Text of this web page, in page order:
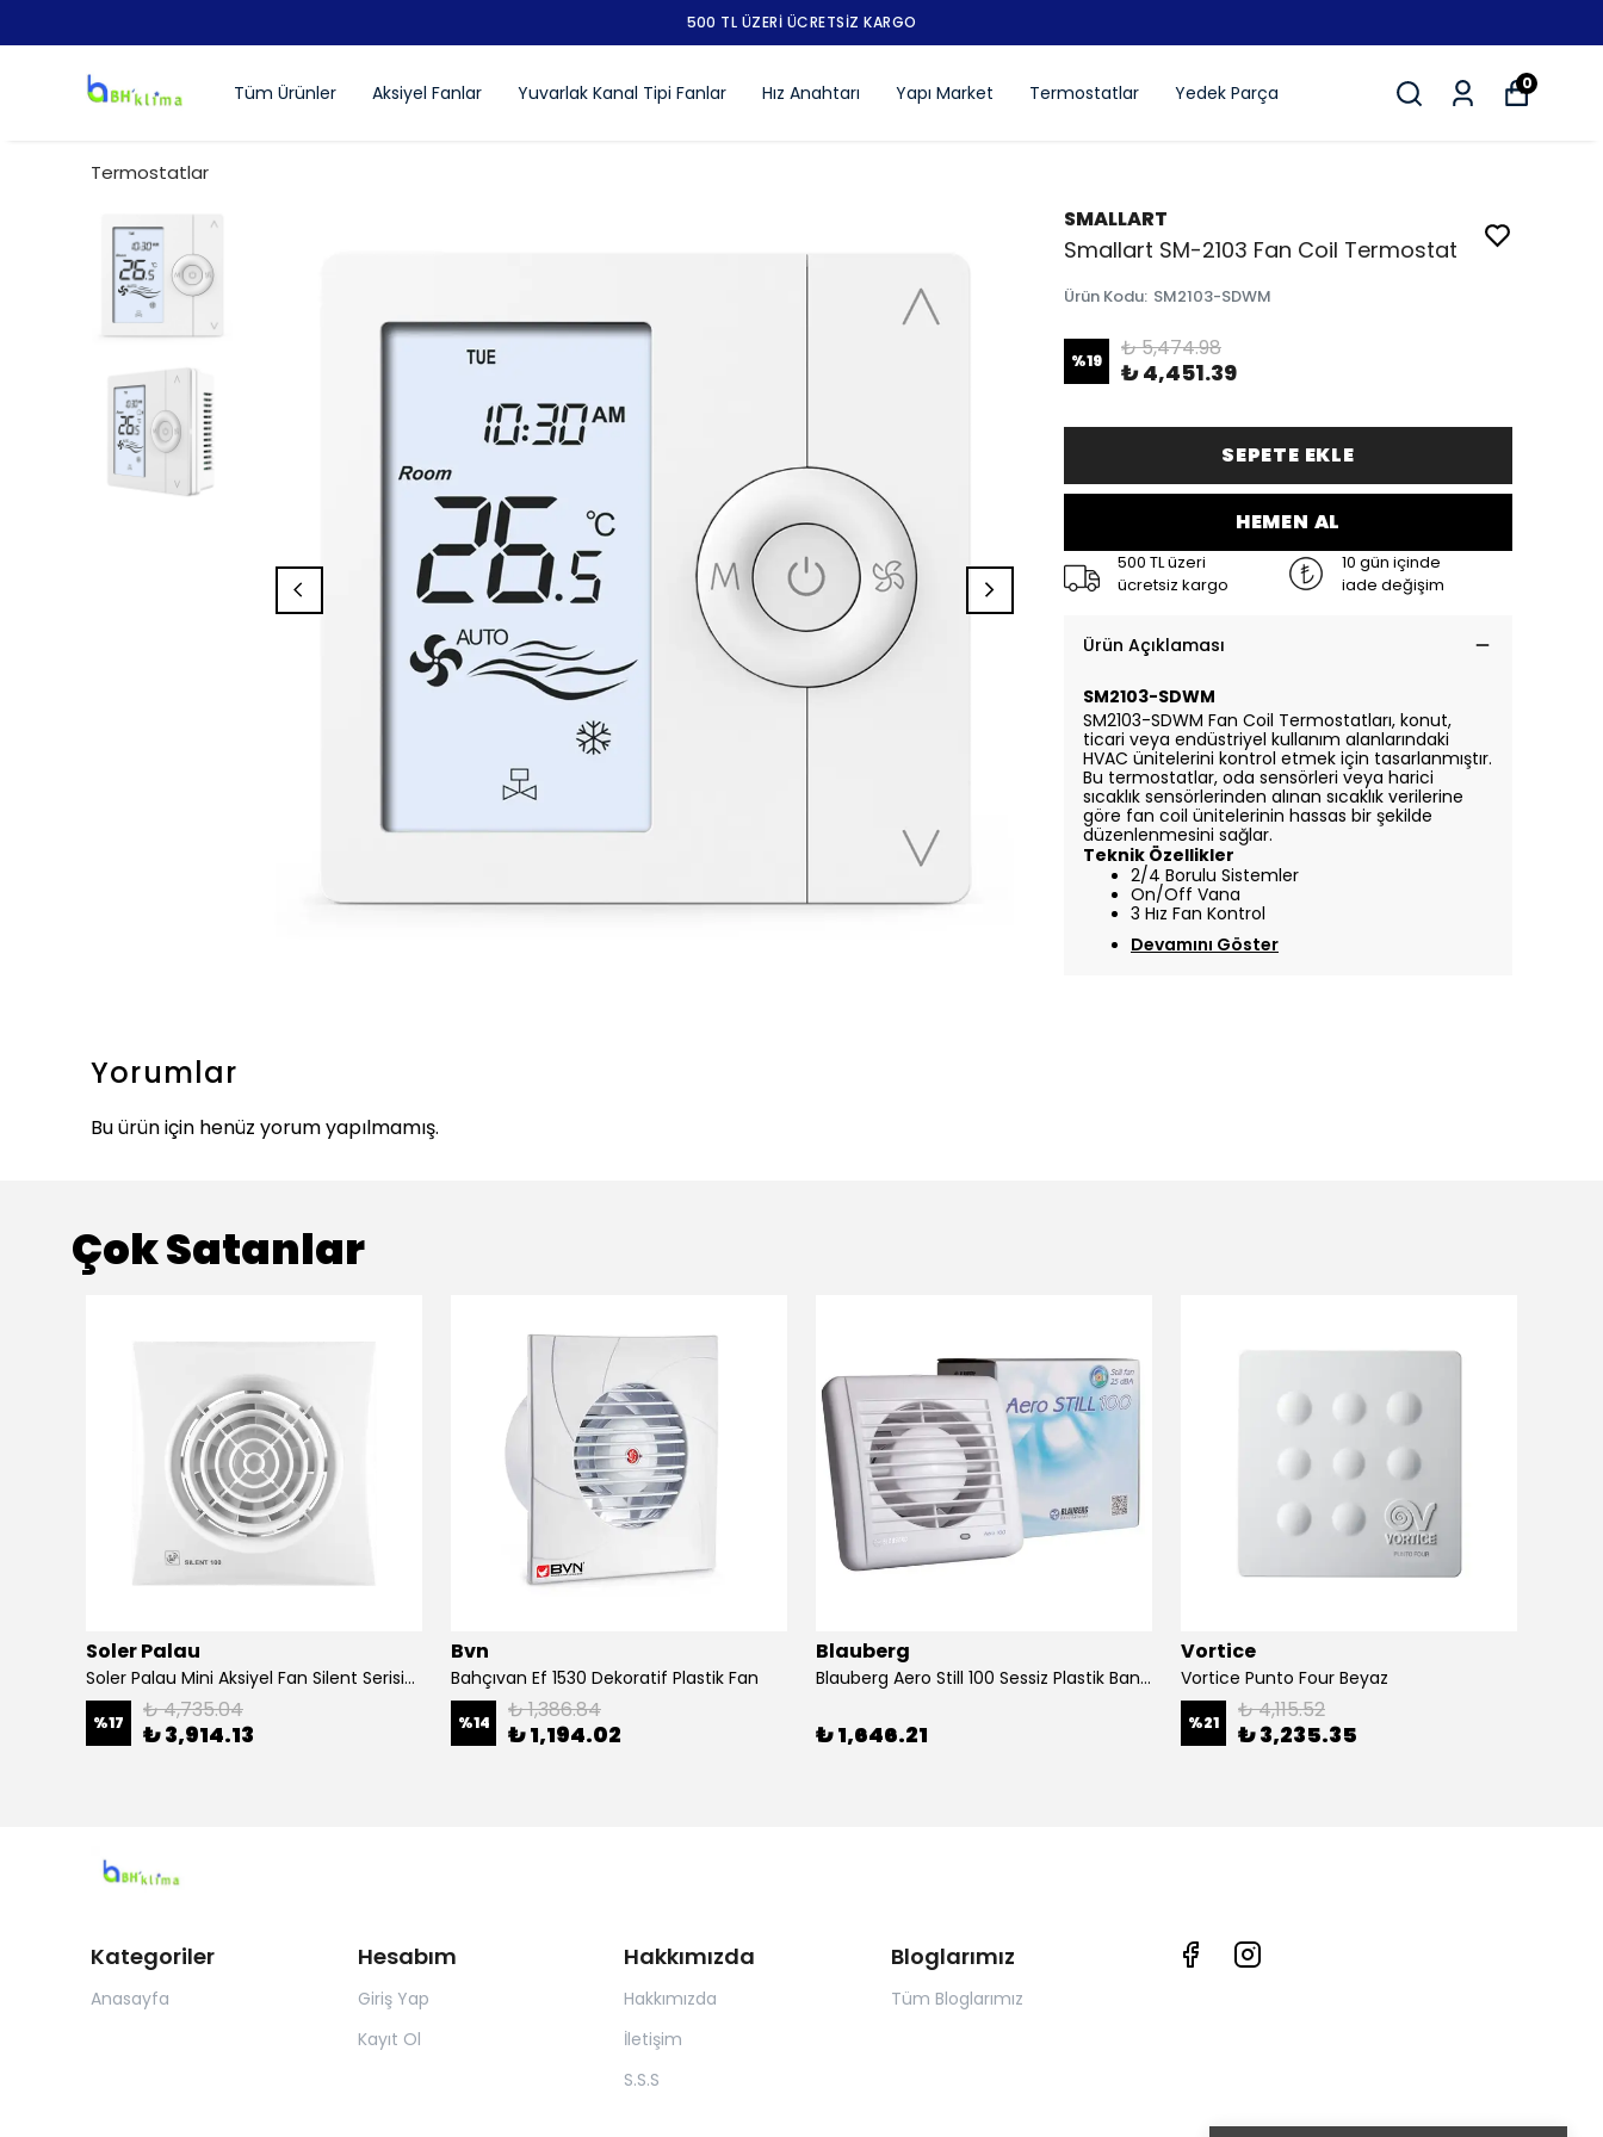
STOKTAN AYNI GÜN KARGODA
Tüm Ürünler Aksiyel Fanlar Yuvarlak Kanal Tipi Fanlar Hız Anahtarı Yapı Market Termostatlar Yedek Parça 0
Termostatlar
SMALLART
Smallart SM-2103 Fan Coil Termostat
Ürün Kodu: SM2103-SDWM
%19 ₺ 5,474.98
₺ 4,451.39
SEPETE EKLE
HEMEN AL
500 TL üzeri
ücretsiz kargo
10 gün içinde
iade değişim
Ürün Açıklaması
SM2103-SDWM
SM2103-SDWM Fan Coil Termostatları, konut,
ticari veya endüstriyel kullanım alanlarındaki
HVAC ünitelerini kontrol etmek için tasarlanmıştır.
Bu termostatlar, oda sensörleri veya harici
sıcaklık sensörlerinden alınan sıcaklık verilerine
göre fan coil ünitelerinin hassas bir şekilde
düzenlenmesini sağlar.
Teknik Özellikler
2/4 Borulu Sistemler
On/Off Vana
3 Hız Fan Kontrol
Devamını Göster
Yorumlar
Bu ürün için henüz yorum yapılmamış.
Çok Satanlar
Soler Palau
Soler Palau Mini Aksiyel Fan Silent Serisi-100-Cz
%17 ₺ 4,735.04
₺ 3,914.13
Bvn
Bahçıvan Ef 1530 Dekoratif Plastik Fan
%14 ₺ 1,386.84
₺ 1,194.02
Blauberg
Blauberg Aero Still 100 Sessiz Plastik Banyo Fanı
₺ 1,646.21
Vortice
Vortice Punto Four Beyaz
%21 ₺ 4,115.52
₺ 3,235.35
Kategoriler
Anasayfa
Hesabım
Giriş Yap
Kayıt Ol
Hakkımızda
Hakkımızda
İletişim
S.S.S
Bloglarımız
Tüm Bloglarımız